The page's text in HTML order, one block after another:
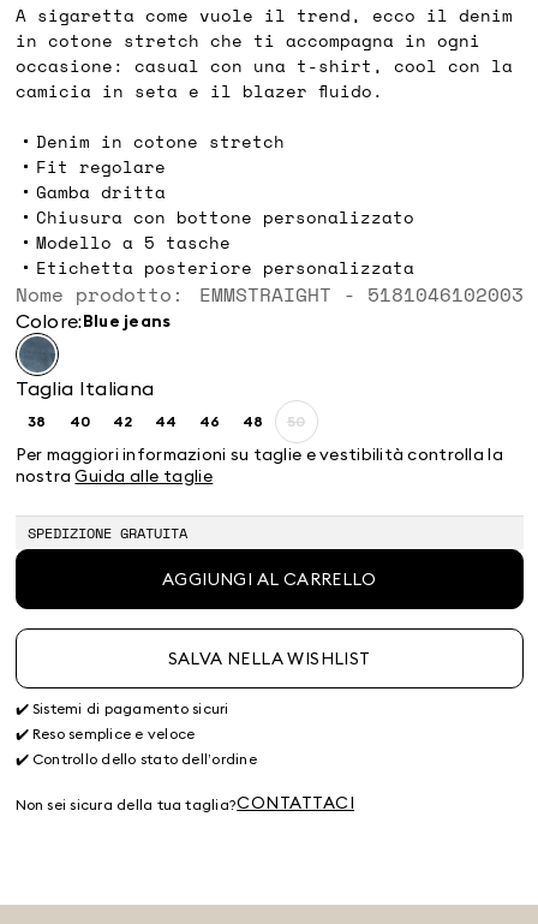
A sigaretta come vuole il trend, ecco il denim
in cotone stretch che ti accompagna in ogni
occasione: casual con una t-shirt, cool con la
camicia in seta e il blazer fluido.
Denim in cotone stretch
Fit regolare
Gamba dritta
Chiusura con bottone personalizzato
Modello a 5 tasche
Etichetta posteriore personalizzata
Nome prodotto: EMMSTRAIGHT - 5181046102003
Colore: blue jeans
Taglia Italiana
38Taglia:
40Taglia:
40
42Taglia:
42
44Taglia:
46Taglia:
46
48Taglia:
48
50Taglia:
50
Prodotto
Per maggiori informazioni su taglie e vestibilità controlla la
nostraGuida alle taglie
SPEDIZIONE GRATUITA
AGGIUNGI AL CARRELLO
SALVA NELLA WISHLIST
✔️ Sistemi di pagamento sicuri
✔️ Reso semplice e veloce
✔️ Controllo dello stato dell’ordine
Non sei sicura della tua taglia?CONTATTACI